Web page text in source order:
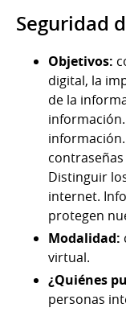
Seguridad
Objetivos:
digital, la
de la
Distinguir
internet.
protegen
Modalidad:
virtual.
¿Quiénes
personas